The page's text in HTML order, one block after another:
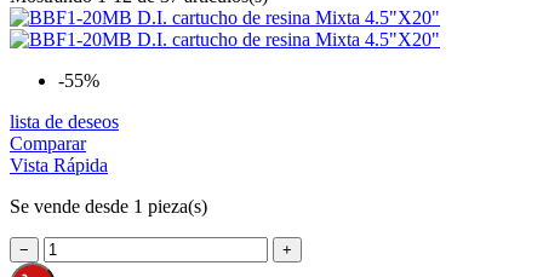
-55%
lista de deseos
Comparar
Vista Rápida
Se vende desde 1 pieza(s)
− +